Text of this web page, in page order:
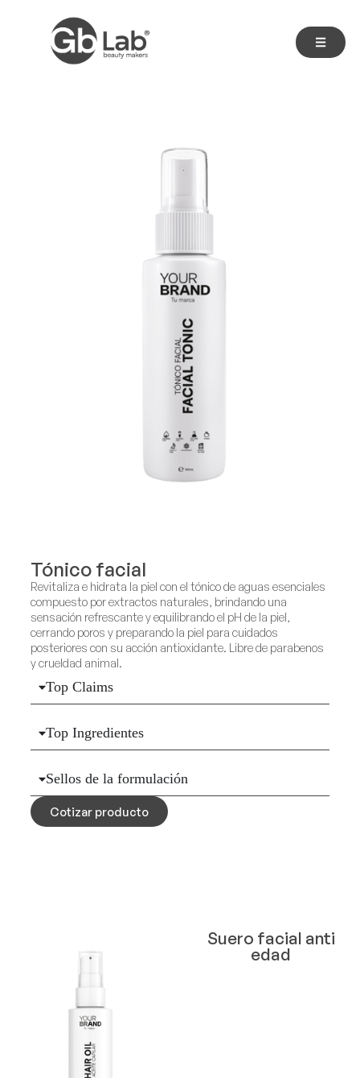
Tónico facial
Revitaliza e hidrata la piel con el tónico de aguas esenciales
compuesto por extractos naturales, brindando una
sensación refrescante y equilibrando el pH de la piel,
cerrando poros y preparando la piel para cuidados
posteriores con su acción antioxidante. Libre de parabenos
y crueldad animal.
Top Claims
Top Ingredientes
Sellos de la formulación
Cotizar producto
Suero facial anti
edad